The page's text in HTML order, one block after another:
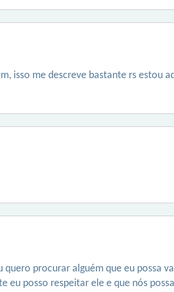
isso me descreve bastante rs estou
procurar alguém que eu possa
posso respeitar ele e que nós